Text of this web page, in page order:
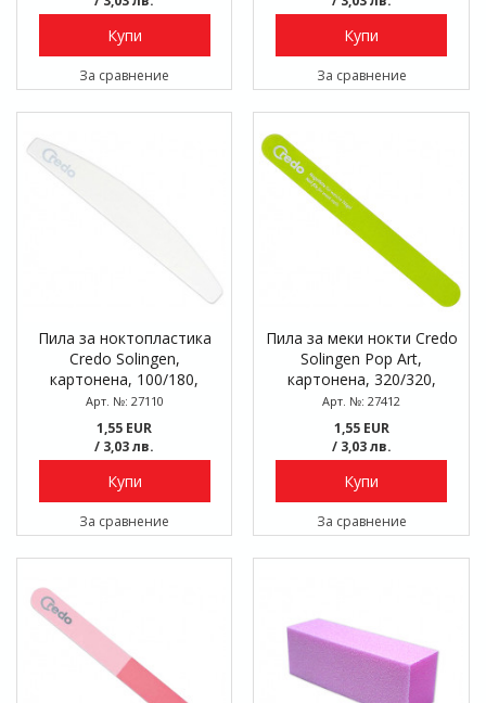
Купи
За сравнение
Купи
За сравнение
Пила за ноктопластика
Credo Solingen,
картонена, 100/180,
блистер
Арт. №: 27110
1,55 EUR
/ 3,03 лв.
Купи
За сравнение
Пила за меки нокти Credo
Solingen Pop Art,
картонена, 320/320,
блистер
Арт. №: 27412
1,55 EUR
/ 3,03 лв.
Купи
За сравнение